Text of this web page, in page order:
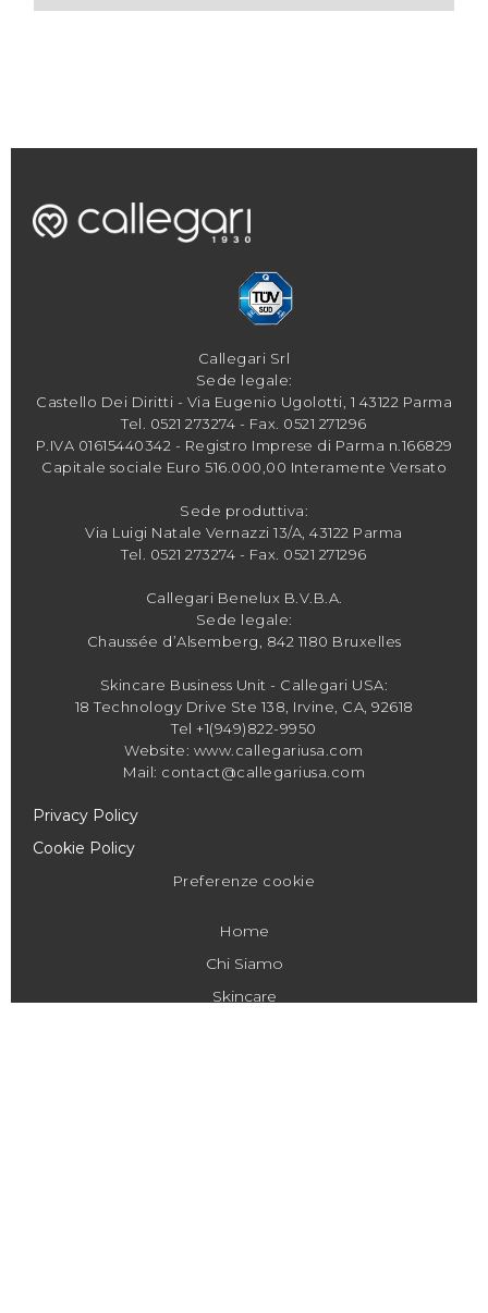
Callegari Srl
Sede legale:
Castello Dei Diritti - Via Eugenio Ugolotti, 1 43122 Parma
Tel. 0521 273274 - Fax. 0521 271296
P.IVA 01615440342 - Registro Imprese di Parma n.166829
Capitale sociale Euro 516.000,00 Interamente Versato
Sede produttiva:
Via Luigi Natale Vernazzi 13/A, 43122 Parma
Tel. 0521 273274 - Fax. 0521 271296
Callegari Benelux B.V.B.A.
Sede legale:
Chaussée d’Alsemberg, 842 1180 Bruxelles
Skincare Business Unit - Callegari USA:
18 Technology Drive Ste 138, Irvine, CA, 92618
Tel +1(949)822-9950
Website: www.callegariusa.com
Mail: contact@callegariusa.com
Privacy Policy
Cookie Policy
Preferenze cookie
Home
Chi Siamo
Skincare